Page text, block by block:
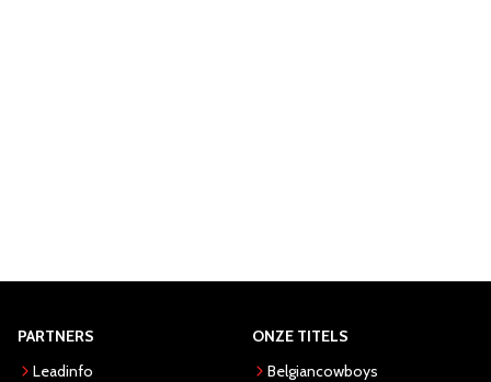
PARTNERS
Leadinfo
ONZE TITELS
Belgiancowboys